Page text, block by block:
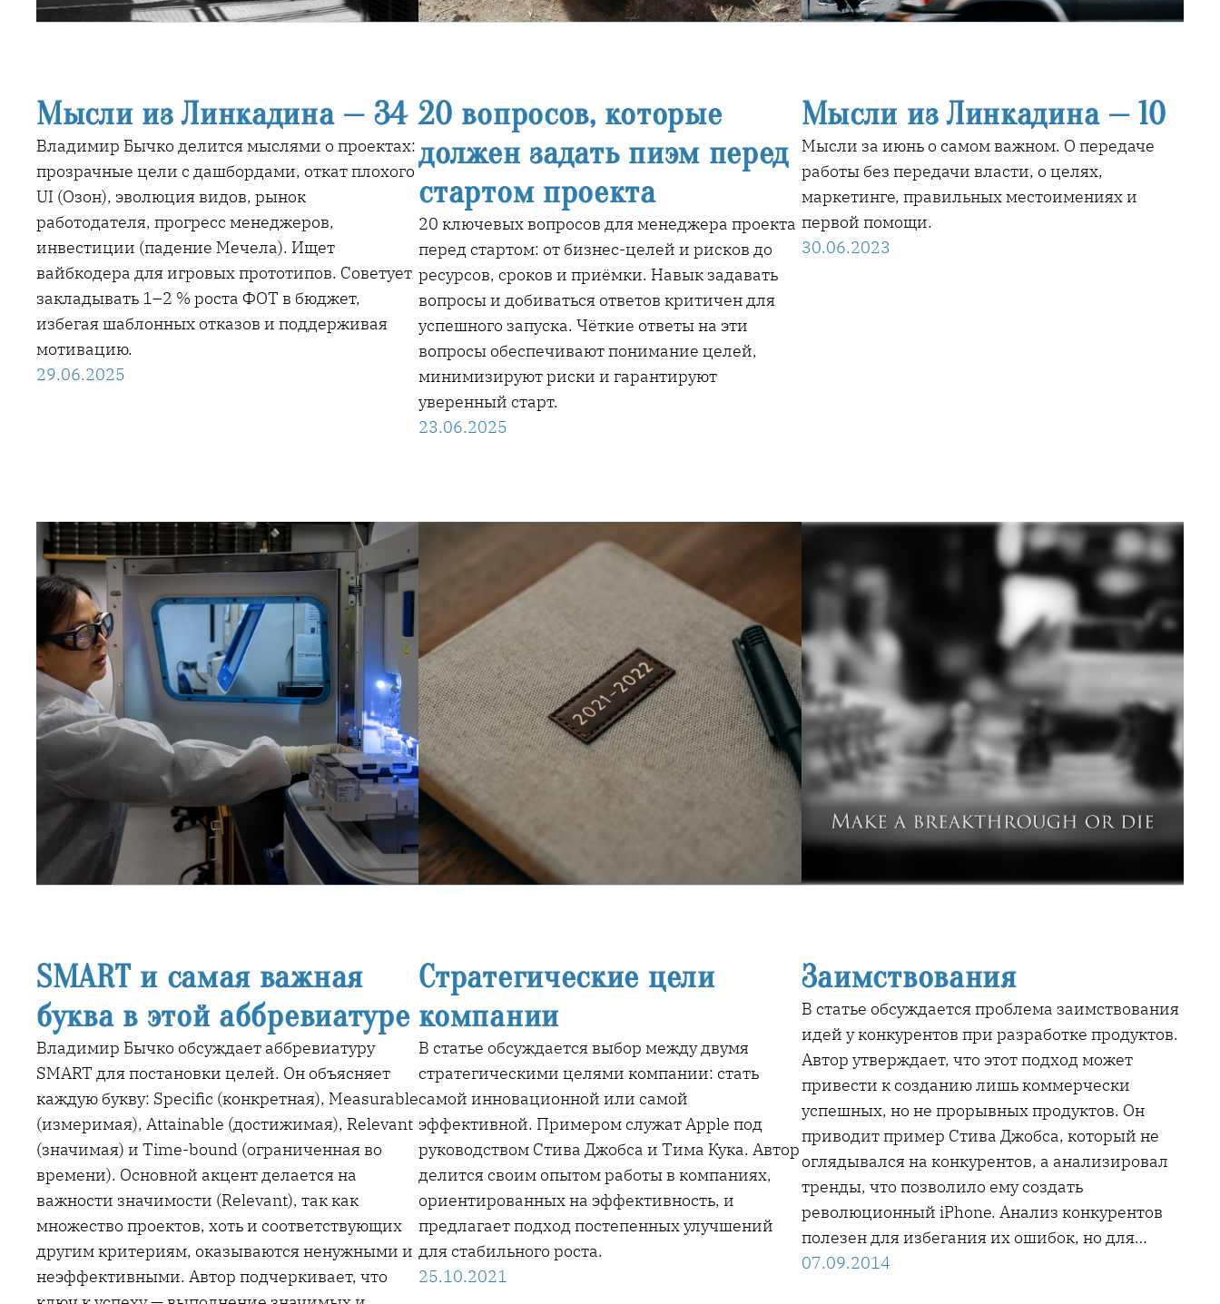
Мысли из Линкадина — 34
Владимир Бычко делится мыслями о проектах:
прозрачные цели с дашбордами, откат плохого
UI (Озон), эволюция видов, рынок
работодателя, прогресс менеджеров,
инвестиции (падение Мечела). Ищет
вайбкодера для игровых прототипов. Советует
закладывать 1–2 % роста ФОТ в бюджет,
избегая шаблонных отказов и поддерживая
мотивацию.
29.06.2025
20 вопросов, которые
должен задать пиэм перед
стартом проекта
20 ключевых вопросов для менеджера проекта
перед стартом: от бизнес-целей и рисков до
ресурсов, сроков и приёмки. Навык задавать
вопросы и добиваться ответов критичен для
успешного запуска. Чёткие ответы на эти
вопросы обеспечивают понимание целей,
минимизируют риски и гарантируют
уверенный старт.
23.06.2025
Мысли из Линкадина — 10
Мысли за июнь о самом важном. О передаче
работы без передачи власти, о целях,
маркетинге, правильных местоимениях и
первой помощи.
30.06.2023
SMART и самая важная
буква в этой аббревиатуре
Владимир Бычко обсуждает аббревиатуру
SMART для постановки целей. Он объясняет
каждую букву: Specific (конкретная), Measurable
(измеримая), Attainable (достижимая), Relevant
(значимая) и Time-bound (ограниченная во
времени). Основной акцент делается на
важности значимости (Relevant), так как
множество проектов, хоть и соответствующих
другим критериям, оказываются ненужными и
неэффективными. Автор подчеркивает, что
Стратегические цели
компании
В статье обсуждается выбор между двумя
стратегическими целями компании: стать
самой инновационной или самой
эффективной. Примером служат Apple под
руководством Стива Джобса и Тима Кука. Автор
делится своим опытом работы в компаниях,
ориентированных на эффективность, и
предлагает подход постепенных улучшений
для стабильного роста.
25.10.2021
Заимствования
В статье обсуждается проблема заимствования
идей у конкурентов при разработке продуктов.
Автор утверждает, что этот подход может
привести к созданию лишь коммерчески
успешных, но не прорывных продуктов. Он
приводит пример Стива Джобса, который не
оглядывался на конкурентов, а анализировал
тренды, что позволило ему создать
революционный iPhone. Анализ конкурентов
полезен для избегания их ошибок, но для…
07.09.2014